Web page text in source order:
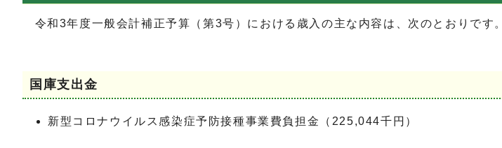
令和3年度一般会計補正予算（第3号）における歳入の主な内容は、次のとおりです。
国庫支出金
新型コロナウイルス感染症予防接種事業費負担金（225,044千円）